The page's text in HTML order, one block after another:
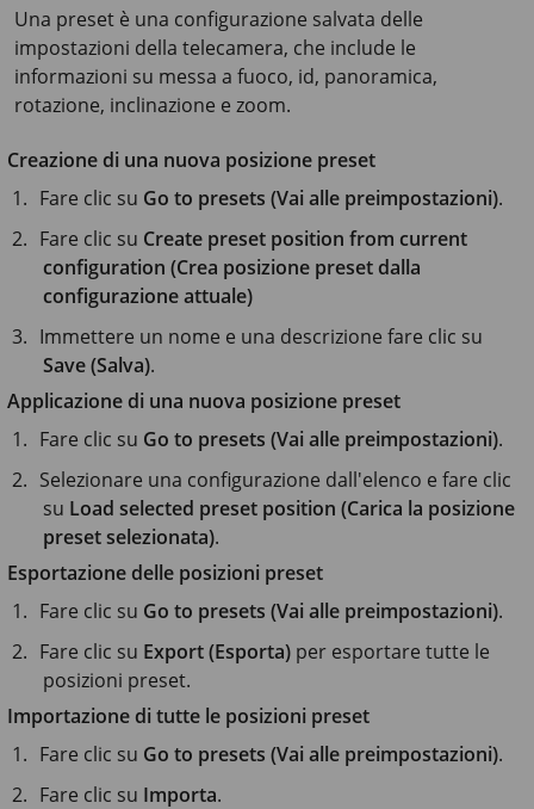
Una preset è una configurazione salvata delle
impostazioni della telecamera, che include le
informazioni su messa a fuoco, id, panoramica,
rotazione, inclinazione e zoom.
Creazione di una nuova posizione preset
Fare clic su Go to presets (Vai alle preimpostazioni).
Fare clic su Create preset position from current
configuration (Crea posizione preset dalla
configurazione attuale)
Immettere un nome e una descrizione fare clic su
Save (Salva).
Applicazione di una nuova posizione preset
Fare clic su Go to presets (Vai alle preimpostazioni).
Selezionare una configurazione dall'elenco e fare clic
su Load selected preset position (Carica la posizione
preset selezionata).
Esportazione delle posizioni preset
Fare clic su Go to presets (Vai alle preimpostazioni).
Fare clic su Export (Esporta) per esportare tutte le
posizioni preset.
Importazione di tutte le posizioni preset
Fare clic su Go to presets (Vai alle preimpostazioni).
Fare clic su Importa.